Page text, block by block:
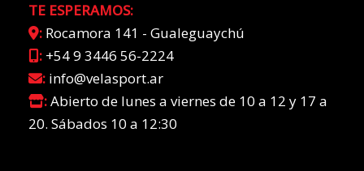
TE ESPERAMOS:
: Rocamora 141 - Gualeguaychú
: +54 9 3446 56-2224
: info@velasport.ar
:Abierto de lunes a viernes de 10 a 12 y 17 a
20. Sábados 10 a 12:30